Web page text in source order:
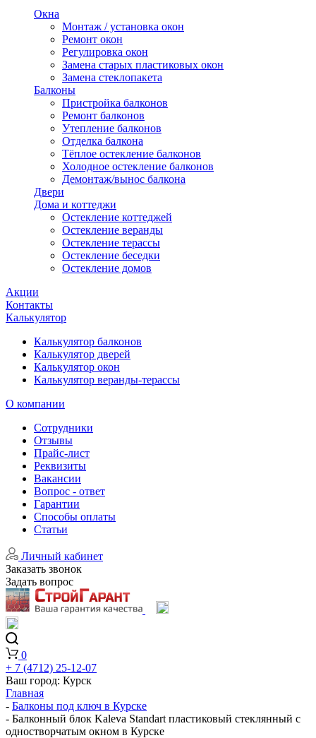
Окна
Монтаж / установка окон
Ремонт окон
Регулировка окон
Замена старых пластиковых окон
Замена стеклопакета
Балконы
Пристройка балконов
Ремонт балконов
Утепление балконов
Отделка балкона
Тёплое остекление балконов
Холодное остекление балконов
Демонтаж/вынос балкона
Двери
Дома и коттеджи
Остекление коттеджей
Остекление веранды
Остекление терассы
Остекление беседки
Остекление домов
Акции
Контакты
Калькулятор
Калькулятор балконов
Калькулятор дверей
Калькулятор окон
Калькулятор веранды-терассы
О компании
Сотрудники
Отзывы
Прайс-лист
Реквизиты
Вакансии
Вопрос - ответ
Гарантии
Способы оплаты
Статьи
Личный кабинет
Заказать звонок
Задать вопрос
0
+ 7 (4712) 25-12-07
Ваш город: Курск
Главная
- Балконы под ключ в Курске
- Балконный блок Kaleva Standart пластиковый стеклянный с
одностворчатым окном в Курске